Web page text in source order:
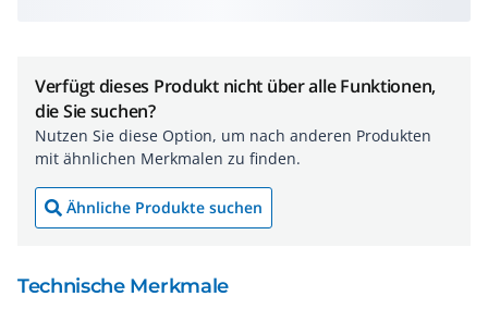
Verfügt dieses Produkt nicht über alle Funktionen,
die Sie suchen?
Nutzen Sie diese Option, um nach anderen Produkten
mit ähnlichen Merkmalen zu finden.
Ähnliche Produkte suchen
Technische Merkmale